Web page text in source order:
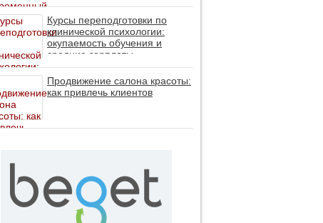
личность без таблеток (методы
ДПДГ и КПТ)
Курсы переподготовки по
клинической психологии:
окупаемость обучения и
средние зарплаты
специалистов в 2026 году
Продвижение салона красоты:
как привлечь клиентов